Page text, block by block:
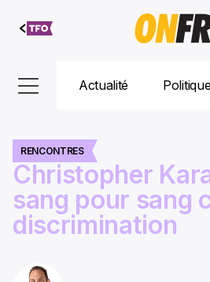
Aller au
contenu
Actualité
RENCONTRES
Christopher
sang pour sang
discrimination